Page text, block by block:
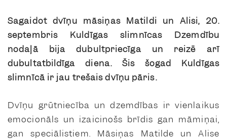
Sagaidot dvīņu māsiņas Matildi un Alisi, 20.
septembris Kuldīgas slimnīcas Dzemdību
nodaļā bija dubultpriecīga un reizē arī
dubultatbildīga diena. Šis šogad Kuldīgas
slimnīcā ir jau trešais dvīņu pāris.
Dvīņu grūtniecība un dzemdības ir vienlaikus
emocionāls un izaicinošs brīdis gan māmiņai,
gan speciālistiem. Māsiņas Matilde un Alise